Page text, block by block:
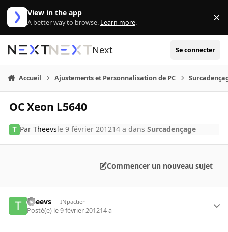
Aller au contenu
View in the app
A better way to browse. Learn more. ×
Next Se connecter
Accueil Ajustements et Personnalisation de PC
OC Xeon L5640
ParTheevsle 9 février 201214 a dansSurcadençage
Commencer un nouveau sujet
Theevs INpactien
Posté(e) le 9 février 201214 a